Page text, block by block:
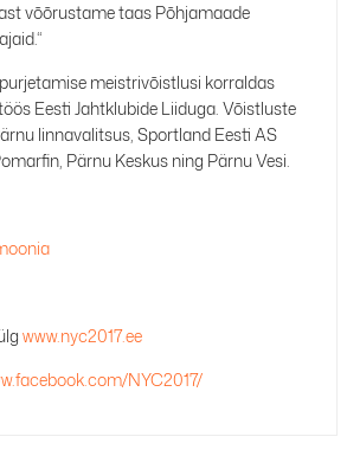
võõrustame taas Põhjamaade
meistrivõistlusi korraldas
Eesti Jahtklubide Liiduga. Võistluste
linnavalitsus, Sportland Eesti AS
Pärnu Keskus ning Pärnu Vesi.
www.nyc2017.ee
NYC2017/